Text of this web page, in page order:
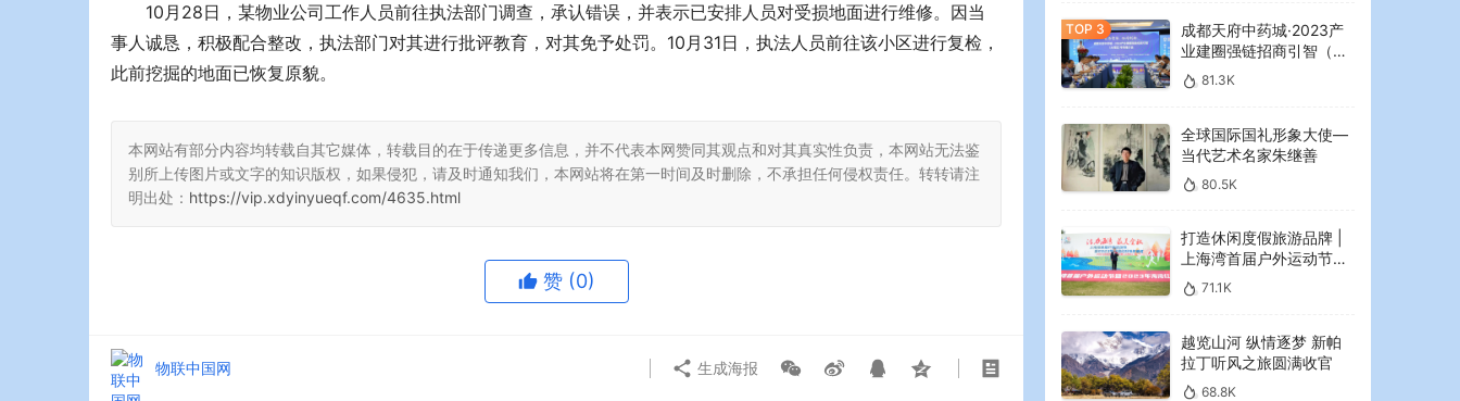
10月28日，某物业公司工作人员前往执法部门调查，承认错误，并表示已安排人员对受损地面进行维修。因当
事人诚恳，积极配合整改，执法部门对其进行批评教育，对其免予处罚。10月31日，执法人员前往该小区进行复检，
此前挖掘的地面已恢复原貌。
本网站有部分内容均转载自其它媒体，转载目的在于传递更多信息，并不代表本网赞同其观点和对其真实性负责，本网站无法鉴
别所上传图片或文字的知识版权，如果侵犯，请及时通知我们，本网站将在第一时间及时删除，不承担任何侵权责任。转转请注
明出处： https://vip.xdyinyueqf.com/4635.html
赞 (0)
物联中国网 生成海报
成都天府中药城·2023产
业建圈强链招商引智（大
湾区）专场推介会在广州
举行
81.3K
全球国际国礼形象大使—
当代艺术名家朱继善
80.5K
打造休闲度假旅游品牌 |
上海湾首届户外运动节暨
2023年海湾红叶节启幕
71.1K
越览山河 纵情逐梦 新帕
拉丁听风之旅圆满收官
68.8K